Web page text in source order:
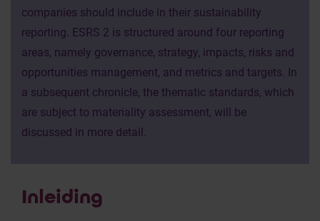
companies should include in their sustainability
reporting. ESRS 2 is structured around four reporting
areas, namely governance, strategy, impacts, risks and
opportunities management, and metrics and targets. In
a subsequent chronicle, the thematic standards, which
are subject to materiality assessment, will be
discussed in more detail.
Inleiding